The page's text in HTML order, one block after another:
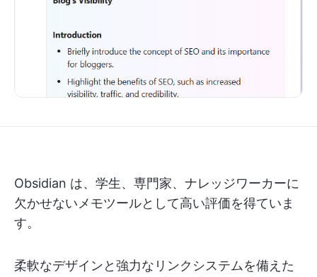
Obsidian は、学生、専門家、ナレッジワーカーに
欠かせないメモツールとして高い評価を得ていま
す。
柔軟なデザインと強力なリンクシステムを備えた